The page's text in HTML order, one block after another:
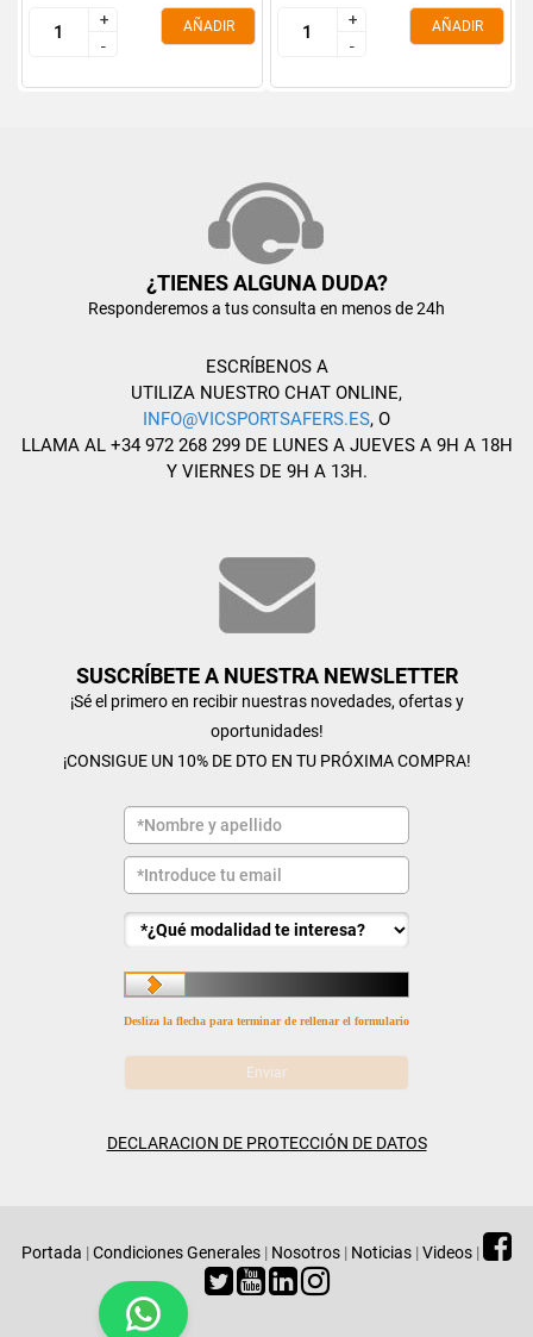
+
-
+
-
AÑADIR
+
-
+
-
AÑADIR
¿TIENES ALGUNA DUDA?
Responderemos a tus consulta en menos de 24h
ESCRÍBENOS A
UTILIZA NUESTRO CHAT ONLINE,
INFO@VICSPORTSAFERS.ES, O
LLAMA AL +34 972 268 299 DE LUNES A JUEVES A 9H A 18H
Y VIERNES DE 9H A 13H.
SUSCRÍBETE A NUESTRA NEWSLETTER
¡Sé el primero en recibir nuestras novedades, ofertas y
oportunidades!
¡CONSIGUE UN 10% DE DTO EN TU PRÓXIMA COMPRA!
Desliza la flecha para terminar de rellenar el formulario
DECLARACION DE PROTECCIÓN DE DATOS
Portada |Condiciones Generales | Nosotros | Noticias |Videos |